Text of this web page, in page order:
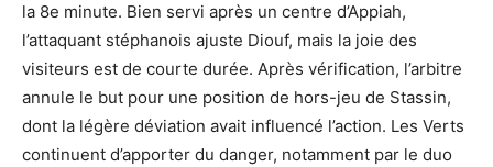
la 8e minute. Bien servi après un centre d’Appiah,
l’attaquant stéphanois ajuste Diouf, mais la joie des
visiteurs est de courte durée. Après vérification, l’arbitre
annule le but pour une position de hors-jeu de Stassin,
dont la légère déviation avait influencé l’action. Les Verts
continuent d’apporter du danger, notamment par le duo